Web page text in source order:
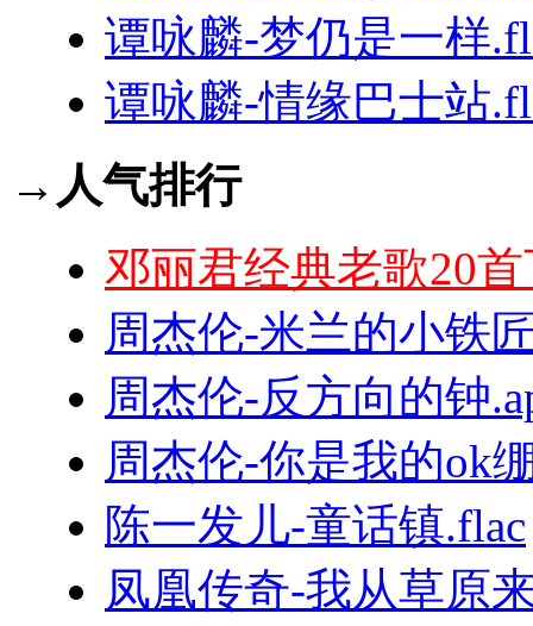
谭咏麟-梦仍是一样
谭咏麟-情缘巴士站
→人气排行
邓丽君经典老歌20
周杰伦-米兰的小铁
周杰伦-反方向的钟
周杰伦-你是我的ok
陈一发儿-童话镇.flac
凤凰传奇-我从草原